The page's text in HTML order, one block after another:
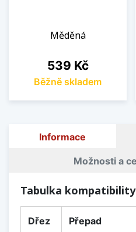
Měděná
Cena
539 Kč
Běžně skladem
Informace
Možnosti a
Tabulka kompatibility
Dřez Přepad